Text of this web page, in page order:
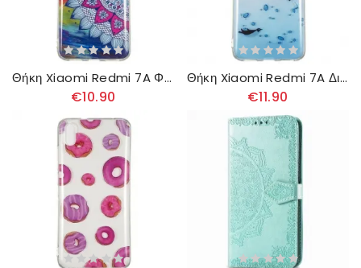
Θήκη Xiaomi Redmi 7A Φθορίζουσα Έγχρωμη Μάνταλα
€10.90
Θήκη Xiaomi Redmi 7A Διαφανές Παιχνίδι Πιγκουίνων
€11.90